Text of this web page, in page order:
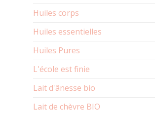
Huiles corps
Huiles essentielles
Huiles Pures
L'école est finie
Lait d'ânesse bio
Lait de chèvre BIO